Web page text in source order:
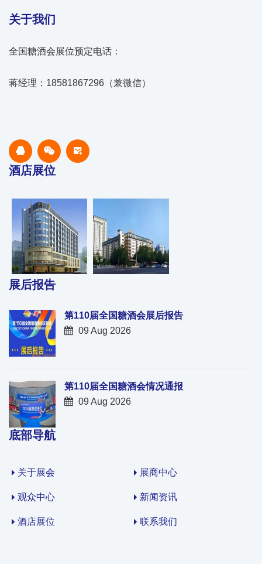
关于我们
全国糖酒会展位预定电话：
蒋经理：18581867296（兼微信）
酒店展位
展后报告
第110届全国糖酒会展后报告
09 Aug 2026
第110届全国糖酒会情况通报
09 Aug 2026
底部导航
关于展会 展商中心
观众中心 新闻资讯
酒店展位 联系我们